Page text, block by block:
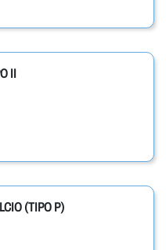
II
(TIPO P)